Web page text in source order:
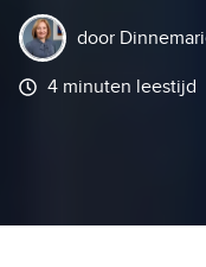
door
4 minuten leestijd